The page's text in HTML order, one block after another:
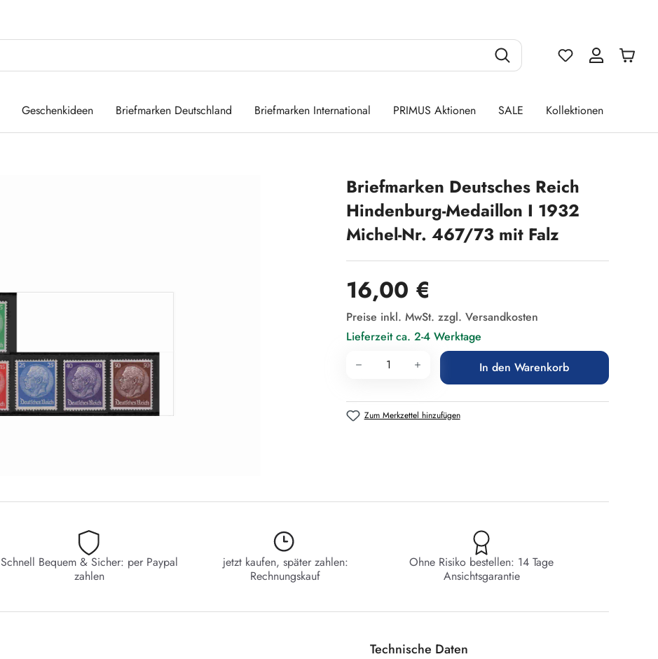
Du hast 0
Geschenkideen Briefmarken Deutschland Briefmarken International PRIMUS Aktionen SALE Kollektionen
Briefmarken Deutsches Reich
Hindenburg-Medaillon I 1932
Michel-Nr. 467/73 mit Falz
Regulärer Preis:
16,00 €
Preise inkl. MwSt. zzgl. Versandkosten
Lieferzeit ca. 2-4 Werktage
Produkt Anzahl: Gib den gewünschten
In den Warenkorb
Zum Merkzettel hinzufügen
Schnell Bequem & Sicher: per Paypal
zahlen
jetzt kaufen, später zahlen:
Rechnungskauf
Ohne Risiko bestellen: 14 Tage
Ansichtsgarantie
Technische Daten